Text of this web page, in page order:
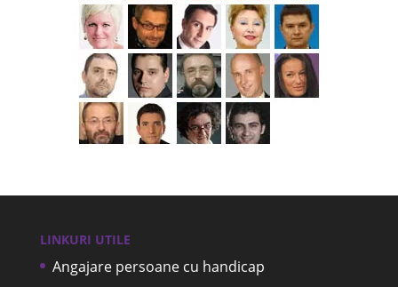
LINKURI UTILE
Angajare persoane cu handicap